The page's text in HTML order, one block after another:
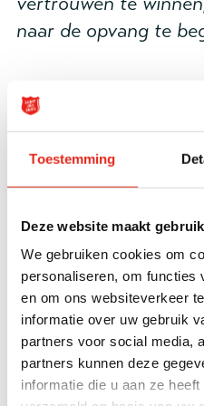
Toestemming
Deze website maakt
We gebruiken cookies om
personaliseren, om functies
en om ons websiteverkeer
informatie over uw gebruik
partners voor social media,
partners kunnen deze
informatie die u aan ze
naar de opvang te
Zittend slapen
letters op de bus staat, is
stationshal van
drukbezet. “Ze mogen
slapen – dan worden ze
weggestuurd - maar
gewoon zittend
mannen van Poolse
elkaar zitten, zijn blij met
hen spreekt een beetje